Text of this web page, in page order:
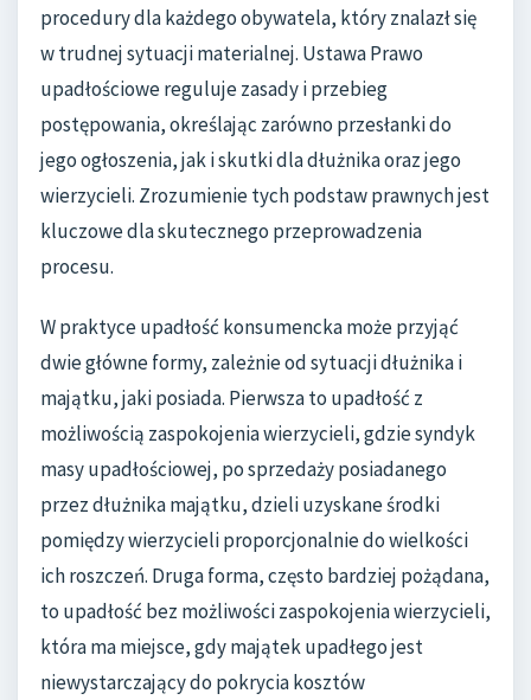
procedury dla każdego obywatela, który znalazł się
w trudnej sytuacji materialnej. Ustawa Prawo
upadłościowe reguluje zasady i przebieg
postępowania, określając zarówno przesłanki do
jego ogłoszenia, jak i skutki dla dłużnika oraz jego
wierzycieli. Zrozumienie tych podstaw prawnych jest
kluczowe dla skutecznego przeprowadzenia
procesu.
W praktyce upadłość konsumencka może przyjąć
dwie główne formy, zależnie od sytuacji dłużnika i
majątku, jaki posiada. Pierwsza to upadłość z
możliwością zaspokojenia wierzycieli, gdzie syndyk
masy upadłościowej, po sprzedaży posiadanego
przez dłużnika majątku, dzieli uzyskane środki
pomiędzy wierzycieli proporcjonalnie do wielkości
ich roszczeń. Druga forma, często bardziej pożądana,
to upadłość bez możliwości zaspokojenia wierzycieli,
która ma miejsce, gdy majątek upadłego jest
niewystarczający do pokrycia kosztów